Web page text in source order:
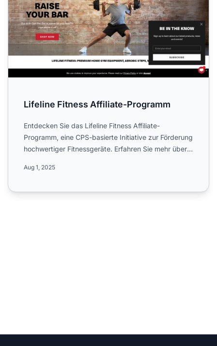
Lifeline Fitness Affiliate-Programm
Entdecken Sie das Lifeline Fitness Affiliate-
Programm, eine CPS-basierte Initiative zur Förderung
hochwertiger Fitnessgeräte. Erfahren Sie mehr über
Aug 1, 2025